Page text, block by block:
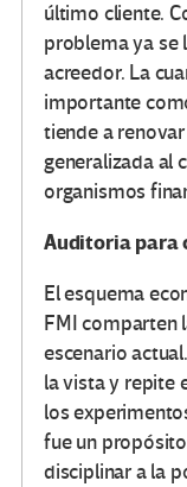
último cliente.
problema ya se
acreedor. La
importante
tiende a
generalizada al
organismos
Auditoria para
El esquema
FMI comparten
escenario
la vista y repite
los
fue un
disciplinar a la